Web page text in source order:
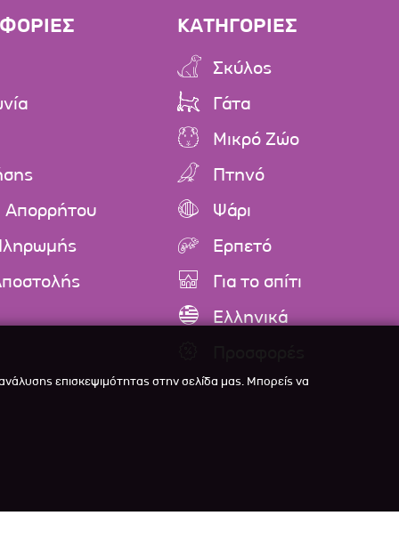
Απορρήτου
ΚΑΤΗΓΟΡΙΕΣ
Σκύλος
Γάτα
Μικρό Ζώο
Πτηνό
Ψάρι
Ερπετό
Για το σπίτι
Ελληνικά
επισκεψιμότητας στην σελίδα μας. Μπορείς να